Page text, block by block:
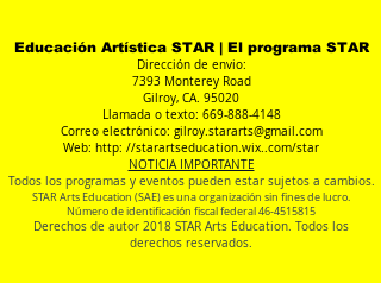
Educación Artística STAR | El programa STAR
Dirección de envio:
7393 Monterey Road
Gilroy, CA. 95020
Llamada o texto: 669-888-4148
Correo electrónico: gilroy.stararts@gmail.com
Web: http: //starartseducation.wix..com/star
NOTICIA IMPORTANTE
Todos los programas y eventos pueden estar sujetos a cambios.
STAR Arts Education (SAE) es una organización sin fines de lucro.
Número de identificación fiscal federal46-4515815
Derechos de autor 2018 STAR Arts Education. Todos los
derechos reservados.